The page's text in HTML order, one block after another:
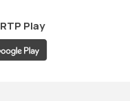
RTP Play